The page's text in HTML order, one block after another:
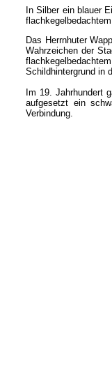
In Silber ein blauer
Das Herrnhuter
Wahrzeichen der
Schildhintergrund in
Im 19. Jahrhundert
aufgesetzt ein
Verbindung.